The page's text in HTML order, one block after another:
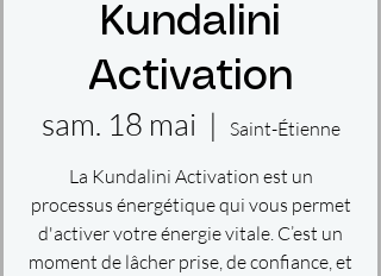
Kundalini
Activation
sam. 18 mai
  |
Saint-Étienne
La Kundalini Activation est un
processus énergétique qui vous permet
d'activer votre énergie vitale. C’est un
moment de lâcher prise, de confiance, et